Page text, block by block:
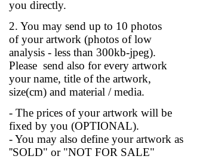
you directly.
2. You may send up to 10 photos
of your artwork (photos of low
analysis - less than 300kb-jpeg).
Please send also for every artwork
your name, title of the artwork,
size(cm) and material / media.
- The prices of your artwork will be
fixed by you (OPTIONAL).
- You may also define your artwork as
''SOLD" or "NOT FOR SALE"